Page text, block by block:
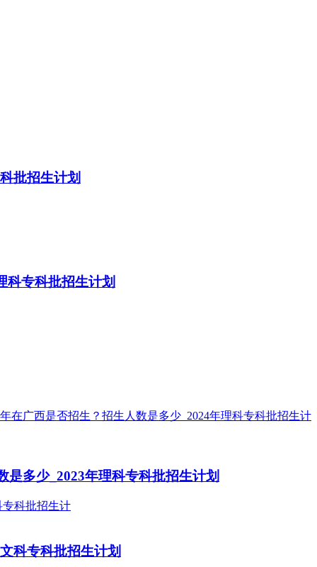
批招生计划
科专科批招生计划
多少_2023年理科专科批招生计划
科专科批招生计划